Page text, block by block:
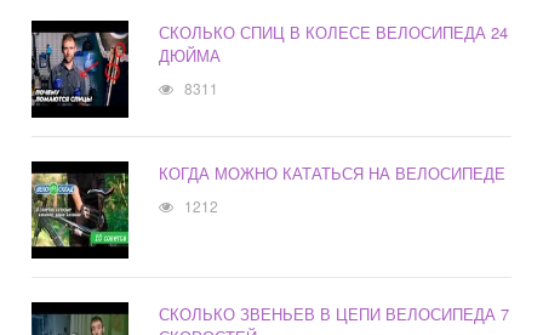
СКОЛЬКО СПИЦ В КОЛЕСЕ ВЕЛОСИПЕДА 24
ДЮЙМА
8311
КОГДА МОЖНО КАТАТЬСЯ НА ВЕЛОСИПЕДЕ
1212
СКОЛЬКО ЗВЕНЬЕВ В ЦЕПИ ВЕЛОСИПЕДА 7